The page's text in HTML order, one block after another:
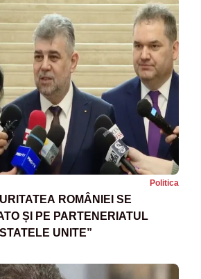
Politica
ROMÂNIEI SE
ȘI PE PARTENERIATUL
UNITE”